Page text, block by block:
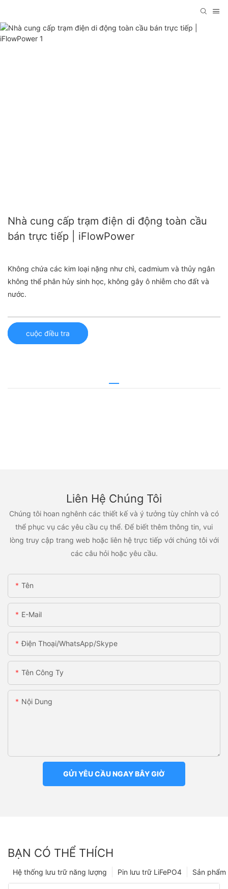
Nhà cung cấp trạm điện di động toàn cầu
bán trực tiếp | iFlowPower
Không chứa các kim loại nặng như chì, cadmium và thủy ngân
không thể phân hủy sinh học, không gây ô nhiễm cho đất và
nước.
cuộc điều tra
Liên Hệ Chúng Tôi
Chúng tôi hoan nghênh các thiết kế và ý tưởng tùy chỉnh và có
thể phục vụ các yêu cầu cụ thể. Để biết thêm thông tin, vui
lòng truy cập trang web hoặc liên hệ trực tiếp với chúng tôi với
các câu hỏi hoặc yêu cầu.
Tên
E-Mail
Điện Thoại/WhatsApp/Skype
Tên Công Ty
Nội Dung
GỬI YÊU CẦU NGAY BÂY GIỜ
BẠN CÓ THỂ THÍCH
Sản phẩm
Pin lưu trữ LiFePO4
Hệ thống lưu trữ năng lượng